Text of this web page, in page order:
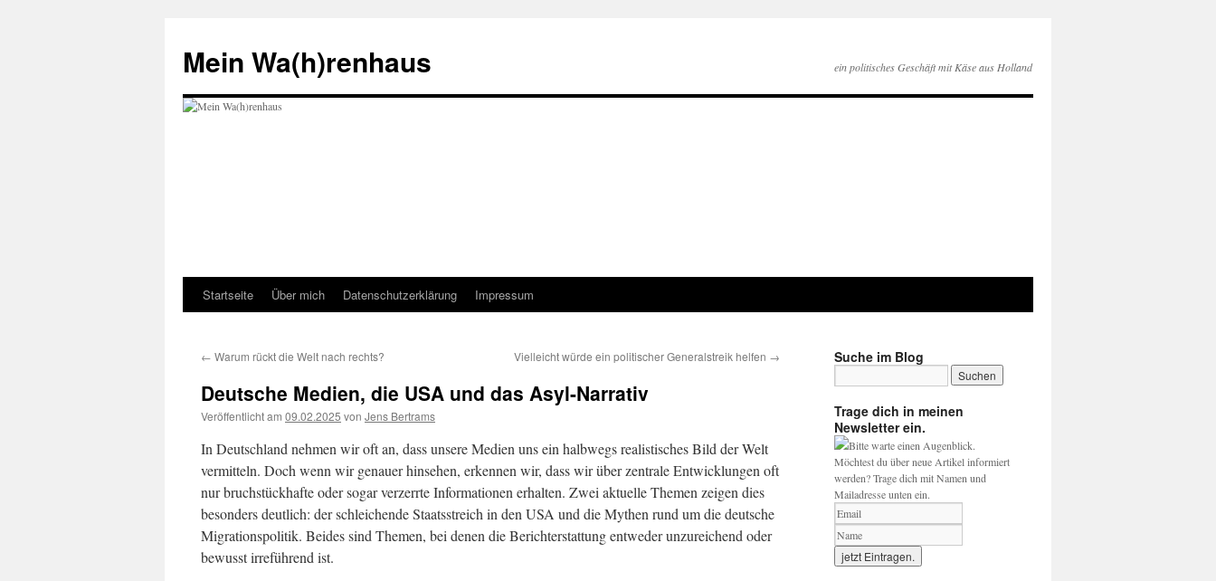
springen
Mein Wa(h)renhaus ein politisches Geschäft mit Käse aus Holland
Startseite Über mich Datenschutzerklärung Impressum
← Warum rückt die Welt nach rechts? Vielleicht würde ein politischer Generalstreik helfen →
Deutsche Medien, die USA und das Asyl-Narrativ
Veröffentlicht am 09.02.2025 von Jens Bertrams
In Deutschland nehmen wir oft an, dass unsere Medien uns ein halbwegs realistisches Bild der Welt
vermitteln. Doch wenn wir genauer hinsehen, erkennen wir, dass wir über zentrale Entwicklungen oft
nur bruchstückhafte oder sogar verzerrte Informationen erhalten. Zwei aktuelle Themen zeigen dies
besonders deutlich: der schleichende Staatsstreich in den USA und die Mythen rund um die deutsche
Migrationspolitik. Beides sind Themen, bei denen die Berichterstattung entweder unzureichend oder
bewusst irreführend ist.
Suche im Blog
Trage dich in meinen
Newsletter ein.
Bitte warte einen Augenblick.
Möchtest du über neue Artikel informiert
werden? Trage dich mit Namen und
Mailadresse unten ein.